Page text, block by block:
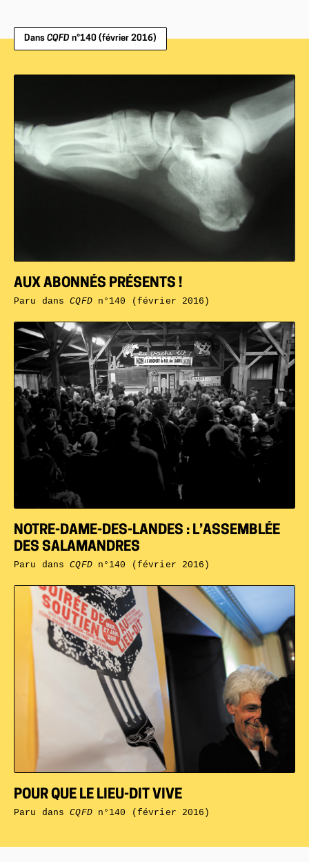
Dans CQFD n°140 (février 2016)
POUR QUE LE LIEU-DIT VIVE
Paru dansCQFDn°140 (février 2016)
NOTRE-DAME-DES-LANDES : L’ASSEMBLÉE
DES SALAMANDRES
Paru dansCQFDn°140 (février 2016)
AUX ABONNÉS PRÉSENTS !
Paru dansCQFDn°140 (février 2016)